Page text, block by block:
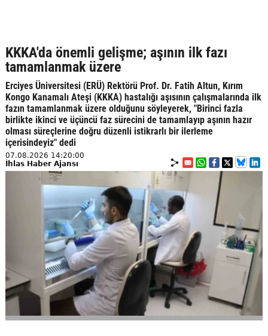
KKKA'da önemli gelişme; aşının ilk fazı
tamamlanmak üzere
Erciyes Üniversitesi (ERÜ) Rektörü Prof. Dr. Fatih Altun, Kırım
Kongo Kanamalı Ateşi (KKKA) hastalığı aşısının çalışmalarında ilk
fazın tamamlanmak üzere olduğunu söyleyerek, "Birinci fazla
birlikte ikinci ve üçüncü faz sürecini de tamamlayıp aşının hazır
olması süreçlerine doğru düzenli istikrarlı bir ilerleme
içerisindeyiz" dedi
07.08.2026 14:20:00
İhlas Haber Ajansı